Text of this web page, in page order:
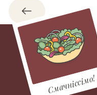
Назад
Смачніссімо!